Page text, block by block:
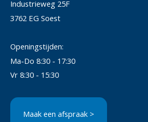
Industrieweg 25F
3762 EG Soest
Openingstijden:
Ma-Do 8:30 - 17:30
Vr 8:30 - 15:30
Maak een afspraak >